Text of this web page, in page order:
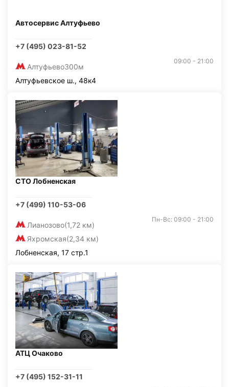
Автосервис Алтуфьево
+7 (495) 023-81-52
Алтуфьево300м
09:00 - 21:00
Алтуфьевское ш., 48к4
СТО Лобненская
+7 (499) 110-53-06
Лианозово(1,72 км)
Яхромская(2,34 км)
Пн-Вс: 09:00 - 21:00
Лобненская, 17 стр.1
АТЦ Очаково
+7 (495) 152-31-11